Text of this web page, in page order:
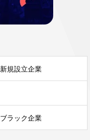
新規設立企業
ブラック企業